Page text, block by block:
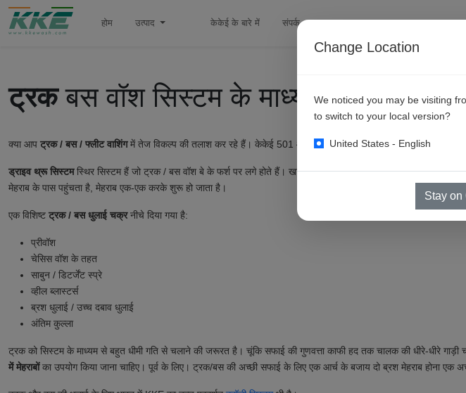
होम उत्पाद केकेई के बारे में संपर्क
ट्रकबस वॉश सिस्टम के माध्यम से ड्राइव करें
क्या आप ट्रक / बस / फ्लीट वाशिंगमें तेज विकल्प की तलाश कर रहे हैं। केकेई 501 आपके लिए सही विकल्प है।
ड्राइव थ्रू सिस्टमस्थिर सिस्टम हैं जो ट्रक / बस वॉश बे के फर्श पर लगे होते हैं। खाड़ी के अंदर बस/ट्रक कोधीरे-धीरे चलायाजाता
मेहराब के पास पहुंचता है, मेहराब एक-एक करके शुरू हो जाता है।
एक विशिष्ट ट्रक / बस धुलाई चक्रनीचे दिया गया है:
प्रीवॉश
चेसिस वॉश के तहत
साबुन / डिटर्जेंट स्प्रे
व्हील ब्लास्टर्स
ब्रश धुलाई / उच्च दबाव धुलाई
अंतिम कुल्ला
ट्रक को सिस्टम के माध्यम से बहुत धीमी गति से चलाने की जरूरत है। चूंकि सफाई की गुणवत्ता काफी हद तक चालक की धीरे-धीरे गाड़ी
में मेहराबोंका उपयोग किया जाना चाहिए। पूर्व के लिए। ट्रक/बस की अच्छी सफाई के लिए एक आर्च के बजाय दो ब्रश मेहराब होना एक
Change Location
We noticed you may be visiting
to switch to your local version?
United States - English
Stay on